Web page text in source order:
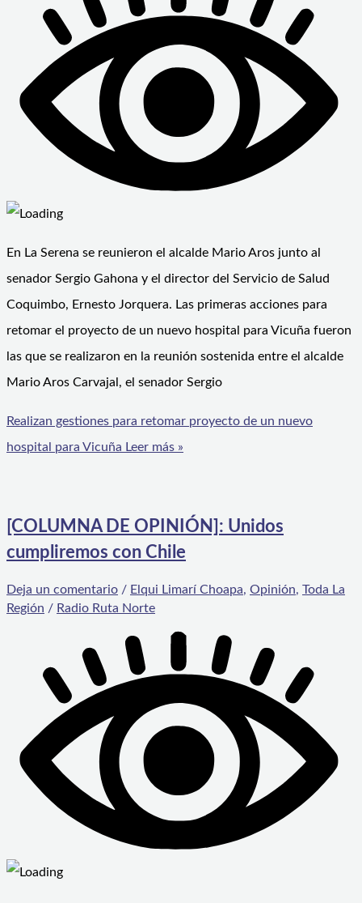
En La Serena se reunieron el alcalde Mario Aros junto al
senador Sergio Gahona y el director del Servicio de Salud
Coquimbo, Ernesto Jorquera. Las primeras acciones para
retomar el proyecto de un nuevo hospital para Vicuña fueron
las que se realizaron en la reunión sostenida entre el alcalde
Mario Aros Carvajal, el senador Sergio
Realizan gestiones para retomar proyecto de un nuevo
hospital para Vicuña Leer más »
[COLUMNA DE OPINIÓN]: Unidos
cumpliremos con Chile
Deja un comentario / Elqui Limarí Choapa, Opinión, Toda La
Región / Radio Ruta Norte